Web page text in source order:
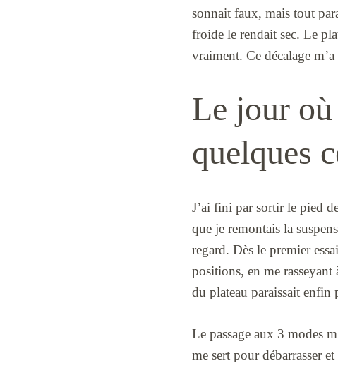
sonnait faux, mais tout
froide le rendait sec. Le
vraiment. Ce décalage
Le jour où
quelques
J’ai fini par sortir le pied
que je remontais la
regard. Dès le premier
positions, en me
du plateau paraissait enfin
Le passage aux 3 modes
me sert pour débarrasser